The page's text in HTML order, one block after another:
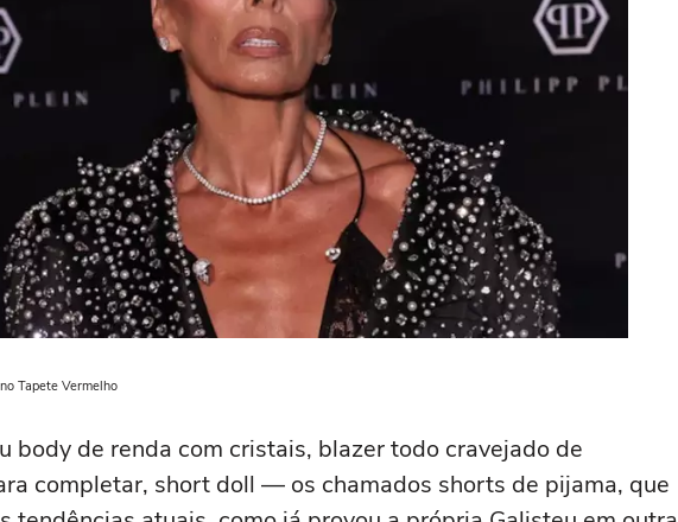
Tapete Vermelho
body de renda com cristais, blazer todo cravejado de
completar, short doll — os chamados shorts de pijama, que